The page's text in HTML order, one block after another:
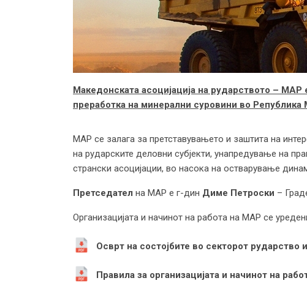
Македонската асоцијација на рударството –
преработка на минерални суровини во Република
МАР се залага за претставувањето и заштита на
на рударските деловни субјекти, унапредување на
странски асоцијации, во насока на остварување
Претседател на МАР е г-дин Диме Петроски –
Организацијата и начинот на работа на МАР се
Осврт на состојбите во секторот
Правила за организацијата и начинот на